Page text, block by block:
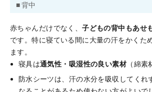
■ 背中
赤ちゃんだけでなく、子どもの背中もあせ
です。特に寝ている間に大量の汗をかくた
ます。
寝具は通気性・吸湿性の良い素材 （綿
防水シーツは、汗の水分を吸収してくれ